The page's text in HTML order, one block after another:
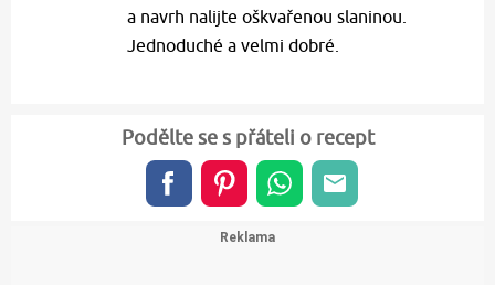
a navrh nalijte oškvařenou slaninou.
Jednoduché a velmi dobré.
Podělte se s přáteli o recept